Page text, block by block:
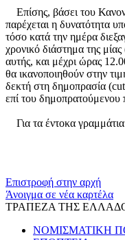
Επίσης, βάσει του
παρέχεται η δυνατότητα
τόσο κατά την ημέρα
χρονικό διάστημα της
αυτής, και μέχρι ώρας
θα ικανοποιηθούν στην
δεκτή στη δημοπρασία
επί του δημοπρατούμενου
Για τα έντοκα
Επιστροφή στην αρχή
Άνοιγμα σε νέα καρτέλα
ΤΡΑΠΕΖΑ ΤΗΣ
ΝΟΜΙΣΜΑΤΙΚΗ